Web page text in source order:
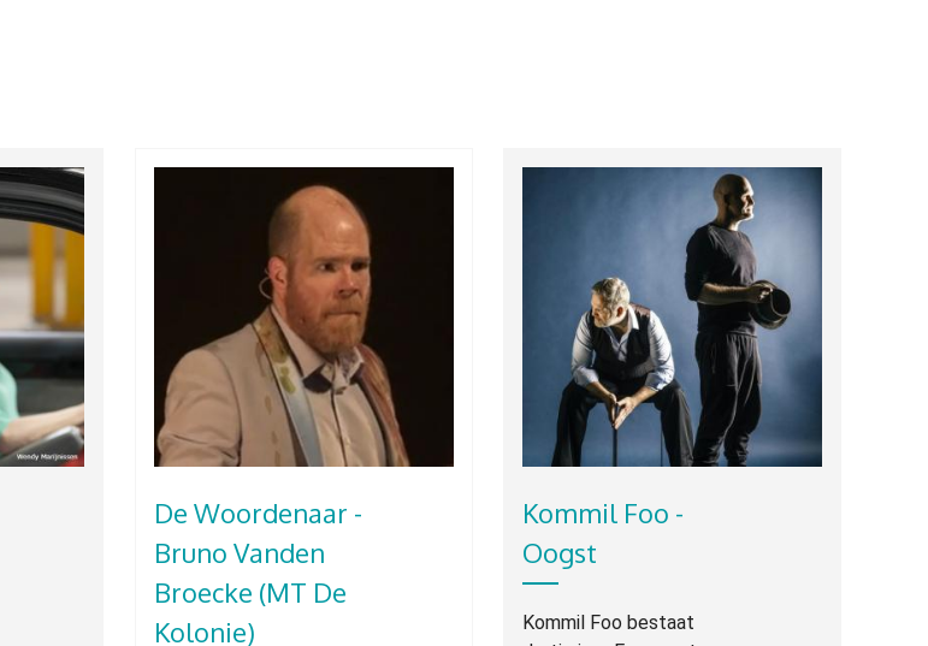
De Woordenaar -
Bruno Vanden
Broecke (MT De
Kolonie)
Kommil Foo -
Oogst
Kommil Foo bestaat